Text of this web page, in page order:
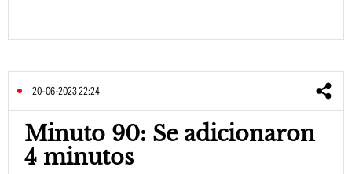
20-06-2023 22:24
Minuto 90: Se adicionaron
4 minutos